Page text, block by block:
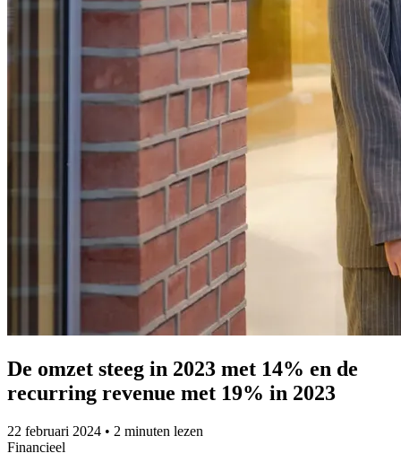
De omzet steeg in 2023 met 14% en de
recurring revenue met 19% in 2023
22 februari 2024 • 2 minuten lezen
Financieel